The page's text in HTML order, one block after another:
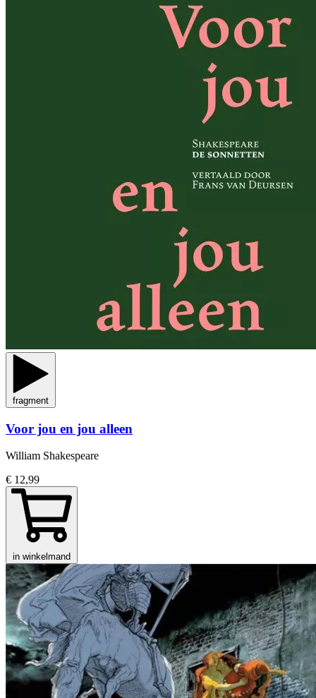
fragment
Voor jou en jou alleen
William Shakespeare
€ 12,99
in winkelmand